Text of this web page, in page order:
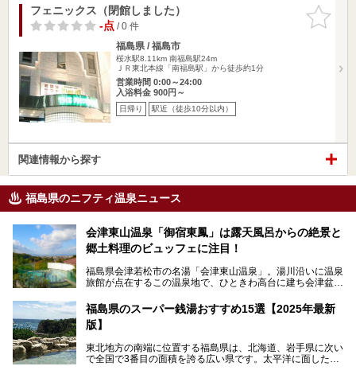
お気に入
りに追加
フェニックス（閉館しました）
-点/ 0 件
福島県 / 福島市
桜水駅8.11km 南福島駅24m
ＪＲ東北本線「南福島駅」から徒歩約1分
営業時間 0:00～24:00
入浴料金 900円～
日帰り 駅近（徒歩10分以内）
関連情報から探す
福島県のニフティ温泉ニュース
会津東山温泉「御宿東鳳」は露天風呂からの絶景と
郷土料理のビュッフェに注目！
福島県会津若松市の名湯「会津東山温泉」。湯川沿いに温泉
旅館が点在するこの温泉地で、ひときわ高台に建ち会津盆地
ELS & RESORTSの「御宿東鳳」です。
大浴場は「宙の湯」「棚雲の湯」の2つ。いずれも素晴らし
の郷土料理など夕朝食の美味しさも評判。人気のこのお宿の
過ごし方を徹底紹介いたします。
福島県のスーパー銭湯おすすめ15選【2025年最新
版】
東北地方の南端に位置する福島県は、北海道、岩手県に次い
で全国で3番目の面積を誇る広い県です。太平洋に面した